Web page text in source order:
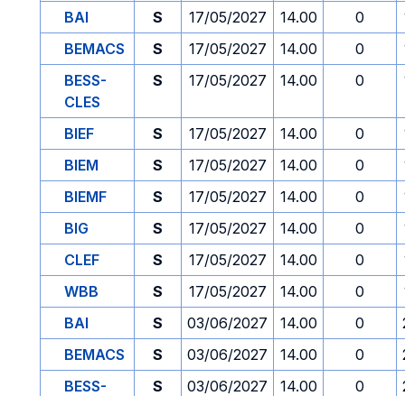
BAI
S 17/05/2027 14.00 0
BEMACS
S 17/05/2027 14.00 0
BESS-
CLES
S 17/05/2027 14.00 0
BIEF S 17/05/2027 14.00 0
BIEM
S 17/05/2027 14.00 0
BIEMF
S 17/05/2027 14.00 0
BIG
S 17/05/2027 14.00 0
CLEF
S 17/05/2027 14.00 0
WBB
S 17/05/2027 14.00 0
BAI
S 03/06/2027 14.00 0
BEMACS
S 03/06/2027 14.00 0
BESS-
S 03/06/2027 14.00 0